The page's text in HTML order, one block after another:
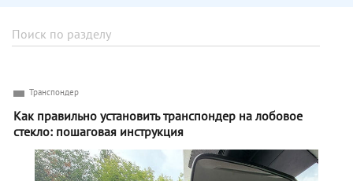
Транспондер
Как правильно установить транспондер на лобовое
стекло: пошаговая инструкция